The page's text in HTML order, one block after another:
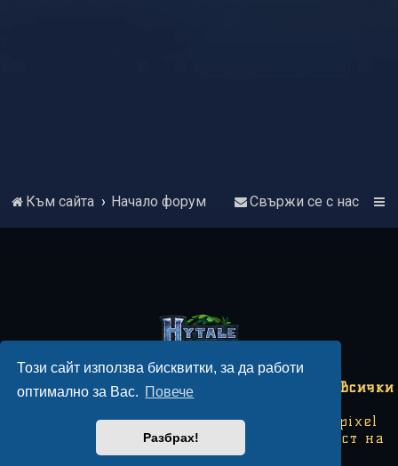
Този сайт използва бисквитки, за да работи
оптимално за Вас. Повече
Разбрах!
Към сайта Начало форум Свържи се с нас
Copyright © 2018-2026 Hytale България - Всички
права запазени.
Този сайт не е свързан с Hytale или Hypixel
Studios. Някои изображения са собственост на
Hypixel Studios.